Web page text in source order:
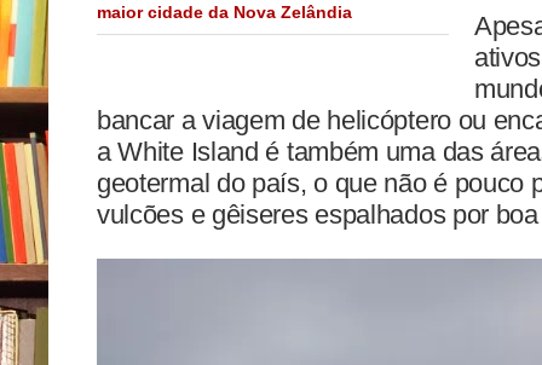
maior cidade da Nova Zelândia
bancar a viagem de helicóptero ou
a White Island é também uma das
geotermal do país, o que não é pouco
vulcões e gêiseres espalhados por